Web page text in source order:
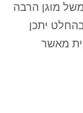
מוגן הרבה
יתכן
מאשר